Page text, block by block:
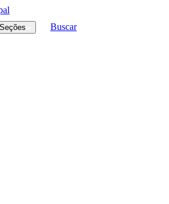
Seções Buscar